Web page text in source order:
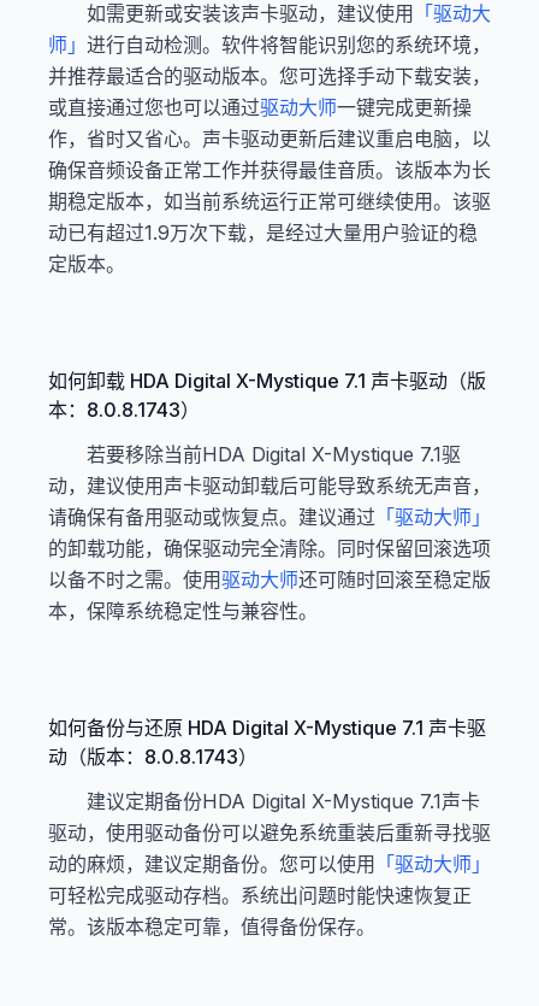
如需更新或安装该声卡驱动，建议使用
「驱动大
师」 进行自动检测。软件将智能识别您的系统环境，
并推荐最适合的驱动版本。您可选择手动下载安装，
或直接通过您也可以通过驱动大师一键完成更新操
作，省时又省心。声卡驱动更新后建议重启电脑，以
确保音频设备正常工作并获得最佳音质。该版本为长
期稳定版本，如当前系统运行正常可继续使用。该驱
动已有超过1.9万次下载，是经过大量用户验证的稳
定版本。
如何卸载 HDA Digital X-Mystique 7.1 声卡驱动（版
本：8.0.8.1743）
若要移除当前HDA Digital X-Mystique 7.1驱
动，建议使用声卡驱动卸载后可能导致系统无声音，
请确保有备用驱动或恢复点。建议通过 「驱动大师」
的卸载功能，确保驱动完全清除。同时保留回滚选项
以备不时之需。使用驱动大师还可随时回滚至稳定版
本，保障系统稳定性与兼容性。
如何备份与还原 HDA Digital X-Mystique 7.1 声卡驱
动（版本：8.0.8.1743）
建议定期备份HDA Digital X-Mystique 7.1声卡
驱动，使用驱动备份可以避免系统重装后重新寻找驱
动的麻烦，建议定期备份。您可以使用
「驱动大师」
可轻松完成驱动存档。系统出问题时能快速恢复正
常。该版本稳定可靠，值得备份保存。